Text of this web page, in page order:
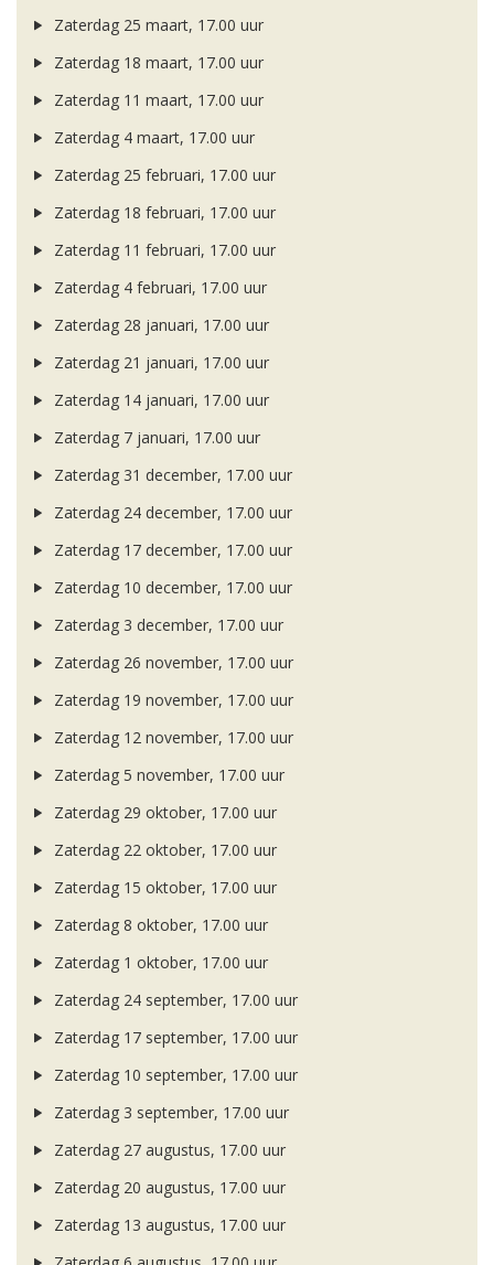
Zaterdag 25 maart, 17.00 uur
Zaterdag 18 maart, 17.00 uur
Zaterdag 11 maart, 17.00 uur
Zaterdag 4 maart, 17.00 uur
Zaterdag 25 februari, 17.00 uur
Zaterdag 18 februari, 17.00 uur
Zaterdag 11 februari, 17.00 uur
Zaterdag 4 februari, 17.00 uur
Zaterdag 28 januari, 17.00 uur
Zaterdag 21 januari, 17.00 uur
Zaterdag 14 januari, 17.00 uur
Zaterdag 7 januari, 17.00 uur
Zaterdag 31 december, 17.00 uur
Zaterdag 24 december, 17.00 uur
Zaterdag 17 december, 17.00 uur
Zaterdag 10 december, 17.00 uur
Zaterdag 3 december, 17.00 uur
Zaterdag 26 november, 17.00 uur
Zaterdag 19 november, 17.00 uur
Zaterdag 12 november, 17.00 uur
Zaterdag 5 november, 17.00 uur
Zaterdag 29 oktober, 17.00 uur
Zaterdag 22 oktober, 17.00 uur
Zaterdag 15 oktober, 17.00 uur
Zaterdag 8 oktober, 17.00 uur
Zaterdag 1 oktober, 17.00 uur
Zaterdag 24 september, 17.00 uur
Zaterdag 17 september, 17.00 uur
Zaterdag 10 september, 17.00 uur
Zaterdag 3 september, 17.00 uur
Zaterdag 27 augustus, 17.00 uur
Zaterdag 20 augustus, 17.00 uur
Zaterdag 13 augustus, 17.00 uur